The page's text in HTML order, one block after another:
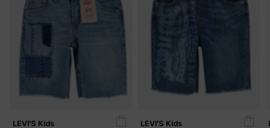
LEVI'S Kids
LEVI'S Kids